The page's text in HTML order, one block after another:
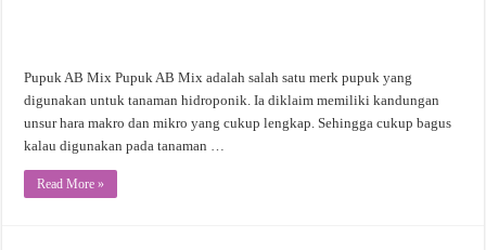
Pupuk AB Mix Pupuk AB Mix adalah salah satu merk pupuk yang
digunakan untuk tanaman hidroponik. Ia diklaim memiliki kandungan
unsur hara makro dan mikro yang cukup lengkap. Sehingga cukup bagus
kalau digunakan pada tanaman …
Read More »